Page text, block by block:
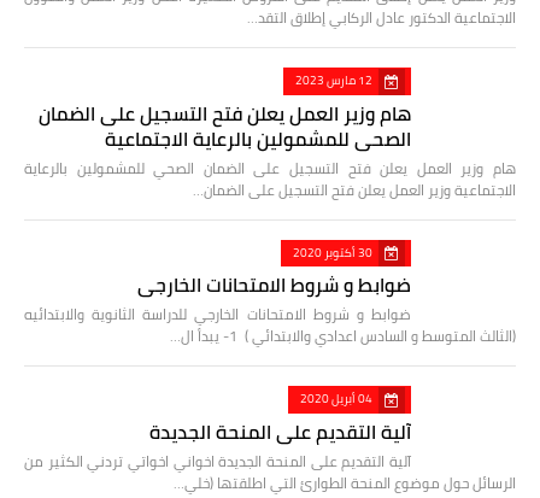
الاجتماعية الدكتور عادل الركابي إطلاق التقد…
12 مارس 2023
هام وزير العمل يعلن فتح التسجيل على الضمان
الصحي للمشمولين بالرعاية الاجتماعية
هام وزير العمل يعلن فتح التسجيل على الضمان الصحي للمشمولين بالرعاية
الاجتماعية وزير العمل يعلن فتح التسجيل على الضمان…
30 أكتوبر 2020
ضوابط و شروط الامتحانات الخارجي
ضوابط و شروط الامتحانات الخارجي للدراسة الثانوية والابتدائيه
(الثالث المتوسط و السادس اعدادي والابتدائي ) 1- يبدأ ال…
04 أبريل 2020
آلية التقديم على المنحة الجديدة
آلية التقديم على المنحة الجديدة اخواني اخواتي تردني الكثير من
الرسائل حول موضوع المنحة الطوارئ التي اطلقتها (خلي…